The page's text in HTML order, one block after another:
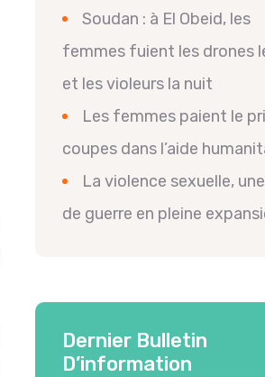
Soudan : à El Obeid, les
femmes fuient les drones
et les violeurs la nuit
Les femmes paient le
coupes dans l’aide
La violence sexuelle,
de guerre en pleine
Dernier Bulletin
D’information